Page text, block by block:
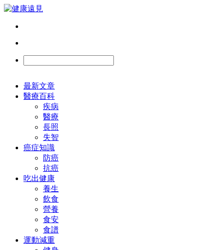
最新文章
醫療百科
疾病
醫療
長照
失智
癌症知識
防癌
抗癌
吃出健康
養生
飲食
營養
食安
食譜
運動減重